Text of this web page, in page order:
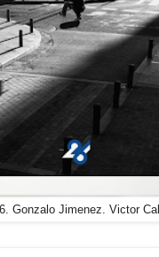
Gonzalo Jimenez. Victor